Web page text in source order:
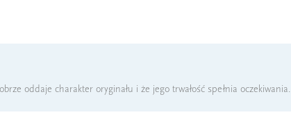
oddaje charakter oryginału i że jego trwałość spełnia oczekiwania.